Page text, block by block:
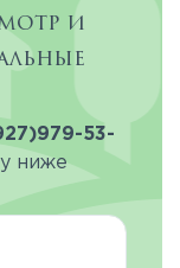
и
53-
ниже